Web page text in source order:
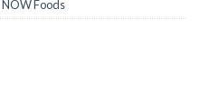
NOW Foods